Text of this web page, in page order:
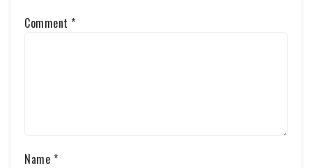
Comment *
Name *